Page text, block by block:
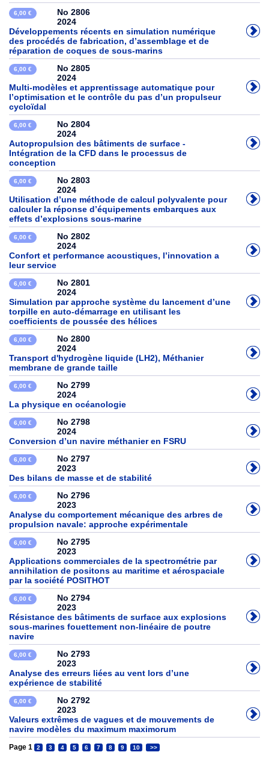
6,00 €
No 2806
2024
Développements récents en simulation numérique
des procédés de fabrication, d’assemblage et de
réparation de coques de sous-marins
6,00 €
No 2805
2024
Multi-modèles et apprentissage automatique pour
l’optimisation et le contrôle du pas d’un propulseur
cycloïdal
6,00 €
No 2804
2024
Autopropulsion des bâtiments de surface -
Intégration de la CFD dans le processus de
conception
6,00 €
No 2803
2024
Utilisation d’une méthode de calcul polyvalente pour
calculer la réponse d’équipements embarques aux
effets d’explosions sous-marine
6,00 €
No 2802
2024
Confort et performance acoustiques, l’innovation a
leur service
6,00 €
No 2801
2024
Simulation par approche système du lancement d’une
torpille en auto-démarrage en utilisant les
coefficients de poussée des hélices
6,00 €
No 2800
2024
Transport d'hydrogène liquide (LH2), Méthanier
membrane de grande taille
6,00 €
No 2799
2024
La physique en océanologie
6,00 €
No 2798
2024
Conversion d’un navire méthanier en FSRU
6,00 €
No 2797
2023
Des bilans de masse et de stabilité
6,00 €
No 2796
2023
Analyse du comportement mécanique des arbres de
propulsion navale: approche expérimentale
6,00 €
No 2795
2023
Applications commerciales de la spectrométrie par
annihilation de positons au maritime et aérospaciale
par la société POSITHOT
6,00 €
No 2794
2023
Résistance des bâtiments de surface aux explosions
sous-marines fouettement non-linéaire de poutre
navire
6,00 €
No 2793
2023
Analyse des erreurs liées au vent lors d’une
expérience de stabilité
6,00 €
No 2792
2023
Valeurs extrêmes de vagues et de mouvements de
navire modèles du maximum maximorum
Page 1 2 3 4 5 6 7 8 9 10 >>